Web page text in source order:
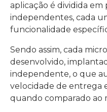
aplicação é dividida em
independentes, cada
funcionalidade
Sendo assim, cada
desenvolvido,
independente, o que
velocidade de entrega
quando comparado ao